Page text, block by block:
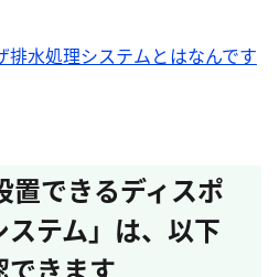
排水処理システムとはなんです
置できるディスポ
テム」は、以下
できます